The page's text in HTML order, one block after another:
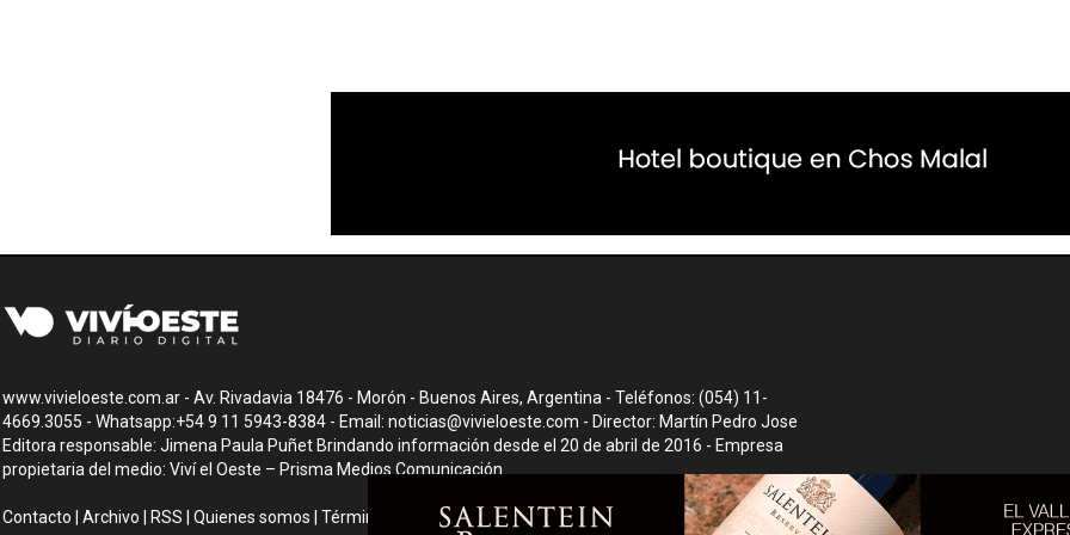
www.vivieloeste.com.ar - Av. Rivadavia 18476 - Morón - Buenos Aires, Argentina - Teléfonos: (054) 11-
4669.3055 - Whatsapp:+54 9 11 5943-8384 - Email: noticias@vivieloeste.com - Director: Martín Pedro Jose
Editora responsable: Jimena Paula Puñet Brindando información desde el 20 de abril de 2016 - Empresa
propietaria del medio: Viví el Oeste – Prisma Medios Comunicación
Contacto Archivo RSS Quienes somos Términos y condiciones